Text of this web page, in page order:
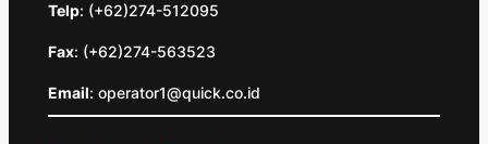
Telp: (+62)274-512095
Fax: (+62)274-563523
Email: operator1@quick.co.id